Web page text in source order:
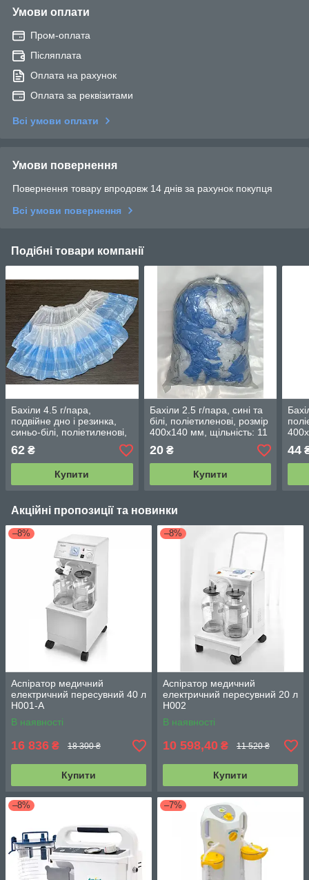
Умови оплати
Пром-оплата
Післяплата
Оплата на рахунок
Оплата за реквізитами
Всі умови оплати
Умови повернення
Повернення товару впродовж 14 днів за рахунок покупця
Всі умови повернення
Подібні товари компанії
Бахіли 4.5 г/пара,
подвійне дно і резинка,
синьо-білі, поліетиленові,
розмір 400х140 мм,
щільність: 11+14 мкм
(фас.100 шт/ 50 пар)
62 ₴
Купити
Бахіли 2.5 г/пара, сині та
білі, поліетиленові, розмір
400х140 мм, щільність: 11
мкм (фасування 100 шт/
50 пар)
20₴
Купити
шт./
44
Акційні пропозиції та новинки
–8%
Аспіратор медичний
електричний пересувний 40 л
H001-A
В наявності
16 836 ₴ 18 300 ₴
Купити
–8%
Аспіратор медичний
електричний пересувний 20 л
H002
В наявності
10 598,40 ₴ 11 520 ₴
Купити
–8% –7%